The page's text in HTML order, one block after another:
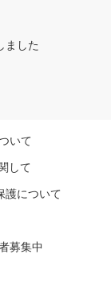
ました
いて
して
護について
募集中